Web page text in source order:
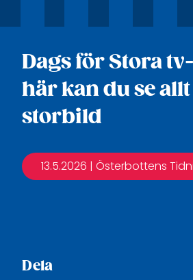
Dags för Stora
här kan du se
storbild
13.5.2026 | Österbottens
Dela